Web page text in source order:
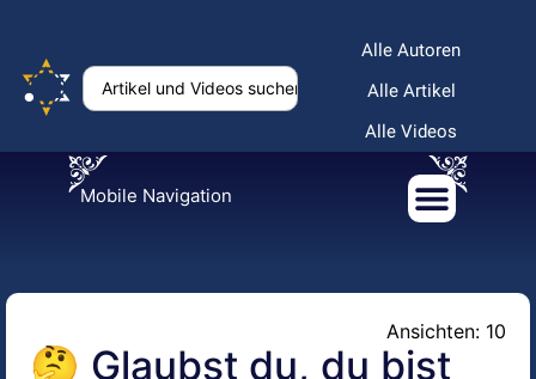
Alle Autoren
Alle Artikel
Alle Videos
Mobile Navigation
Ansichten: 10
🤔 Glaubst du, du bist